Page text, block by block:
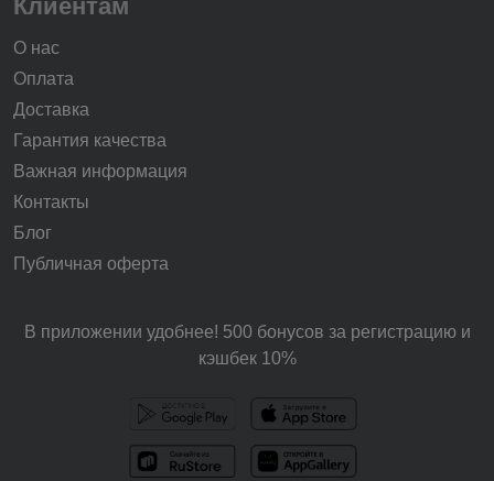
Клиентам
О нас
Оплата
Доставка
Гарантия качества
Важная информация
Контакты
Блог
Публичная оферта
В приложении удобнее! 500 бонусов за регистрацию и
кэшбек 10%